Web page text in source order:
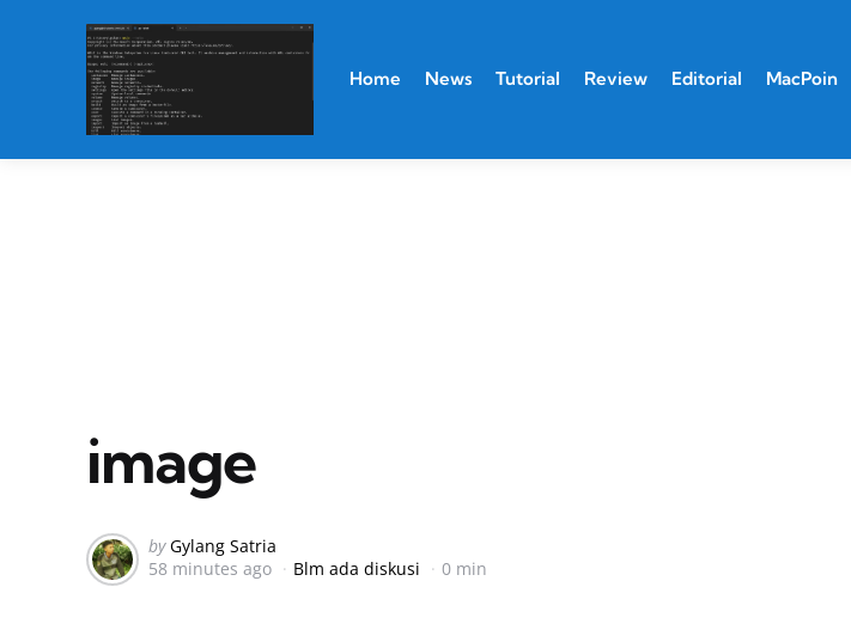
Home News Tutorial Review Editorial MacPoin
image
Posted
by
by Gylang Satria
58 minutes ago
Blm ada diskusi 0 min